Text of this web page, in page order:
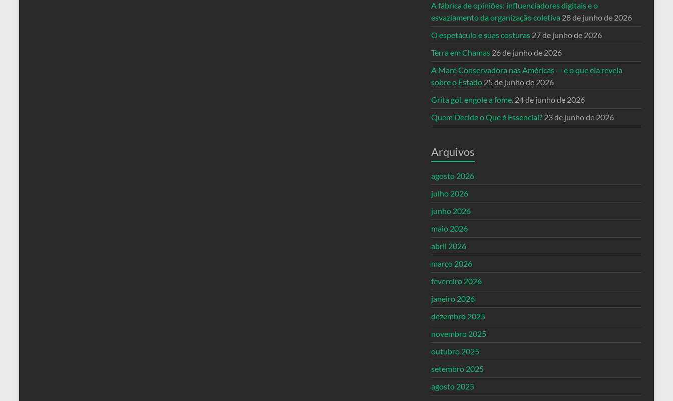
A fábrica de opiniões: influenciadores digitais e o
esvaziamento da organização coletiva 28 de junho de 2026
O espetáculo e suas costuras 27 de junho de 2026
Terra em Chamas 26 de junho de 2026
A Maré Conservadora nas Américas — e o que ela revela
sobre o Estado 25 de junho de 2026
Grita gol, engole a fome. 24 de junho de 2026
Quem Decide o Que é Essencial? 23 de junho de 2026
Arquivos
agosto 2026
julho 2026
junho 2026
maio 2026
abril 2026
março 2026
fevereiro 2026
janeiro 2026
dezembro 2025
novembro 2025
outubro 2025
setembro 2025
agosto 2025